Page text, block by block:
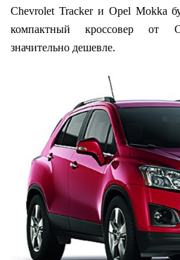
Chevrolet Tracker и Opel Mokka
компактный кроссовер от
значительно дешевле.